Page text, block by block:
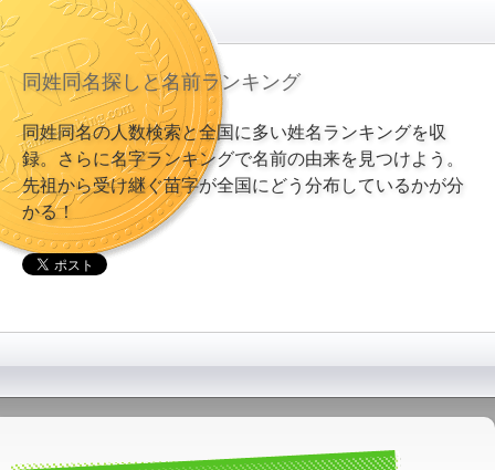
同姓同名探しと名前ランキング
同姓同名の人数検索と全国に多い姓名ランキングを収
録。さらに名字ランキングで名前の由来を見つけよう。
先祖から受け継ぐ苗字が全国にどう分布しているかが分
かる！